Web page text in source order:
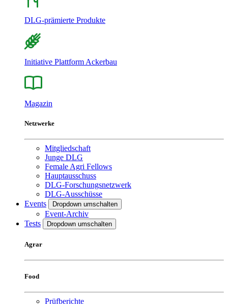
DLG-prämierte Produkte
Initiative Plattform Ackerbau
Magazin
Netzwerke
Mitgliedschaft
Junge DLG
Female Agri Fellows
Hauptausschuss
DLG-Forschungsnetzwerk
DLG-Ausschüsse
Events
Dropdown umschalten
Event-Archiv
Tests
Dropdown umschalten
Agrar
Food
Prüfberichte